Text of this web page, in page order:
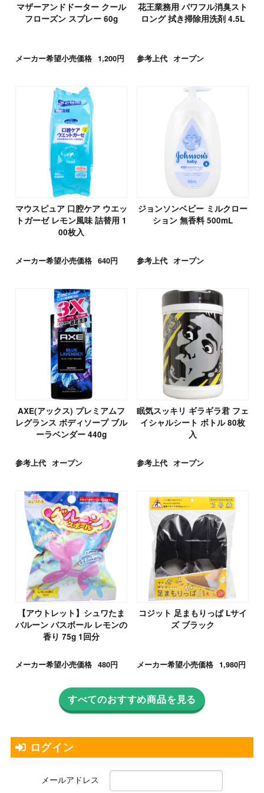
マザーアンドドーター クール
フローズン スプレー 60g
メーカー希望小売価格 1,200円
花王業務用 パワフル消臭スト
ロング 拭き掃除用洗剤 4.5L
参考上代 オープン
マウスピュア 口腔ケア ウエッ
トガーゼ レモン風味 詰替用 1
00枚入
メーカー希望小売価格 640円
ジョンソンベビー ミルクロー
ション 無香料 500mL
参考上代 オープン
AXE(アックス) プレミアムフ
レグランス ボディソープ ブル
ーラベンダー 440g
参考上代 オープン
眠気スッキリ ギラギラ君 フェ
イシャルシート ボトル 80枚
入
参考上代 オープン
【アウトレット】シュワたま
バルーン バスボール レモンの
香り 75g 1回分
メーカー希望小売価格 480円
コジット 足まもりっぱ Lサイ
ズ ブラック
メーカー希望小売価格 1,980円
すべてのおすすめ商品を見る
ログイン
メールアドレス